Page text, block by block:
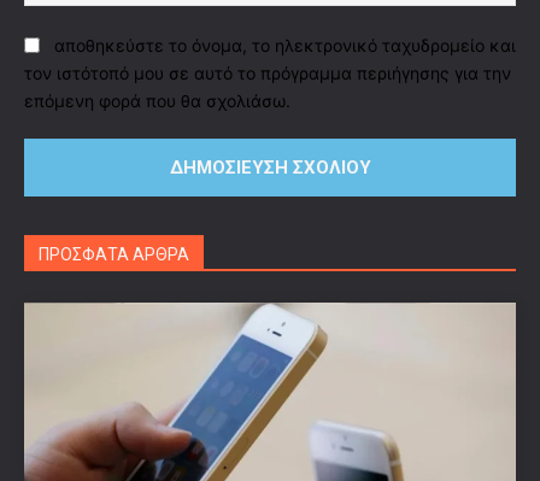
αποθηκεύστε το όνομα, το ηλεκτρονικό ταχυδρομείο και
τον ιστότοπό μου σε αυτό το πρόγραμμα περιήγησης για την
επόμενη φορά που θα σχολιάσω.
ΠΡΟΣΦΑΤΑ ΑΡΘΡΑ